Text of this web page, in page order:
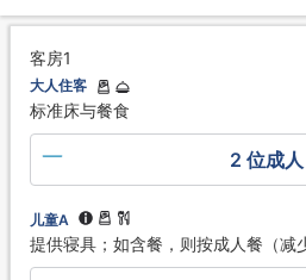
客房1
大人住客
标准床与餐食
2 位成人
儿童A
提供寝具；如含餐，则按成人餐（减